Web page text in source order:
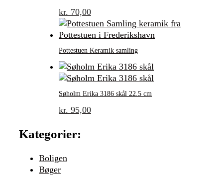
kr. 70,00
Pottestuen Keramik samling
Søholm Erika 3186 skål 22.5 cm
kr. 95,00
Kategorier:
Boligen
Bøger